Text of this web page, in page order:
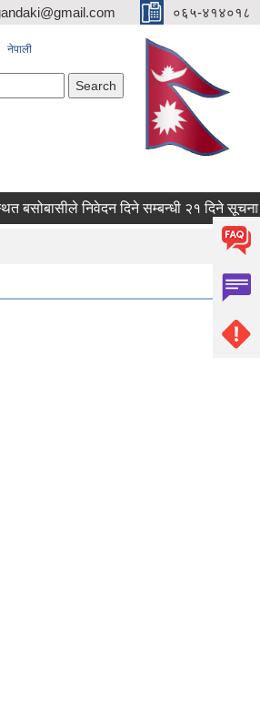
०६५-४१४०१८
नेपाली
निवेदन दिने सम्बन्धी २१ दिने सूचना ।